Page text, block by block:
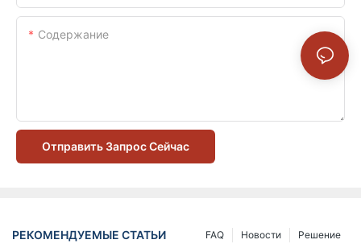
Содержание
Отправить Запрос Сейчас
РЕКОМЕНДУЕМЫЕ СТАТЬИ Решение
Новости
FAQ